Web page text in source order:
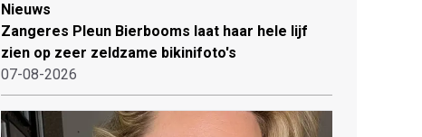
Nieuws
Zangeres Pleun Bierbooms laat haar hele lijf
zien op zeer zeldzame bikinifoto's
07-08-2026